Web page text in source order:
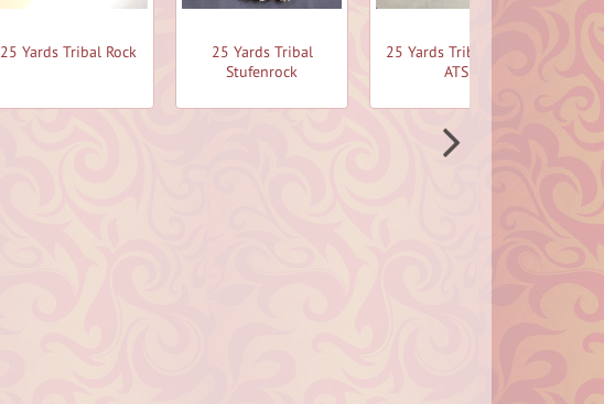
25 Yards Tribal Rock
25 Yards Tribal
Stufenrock
25 Yards Tribal Rock,
ATS